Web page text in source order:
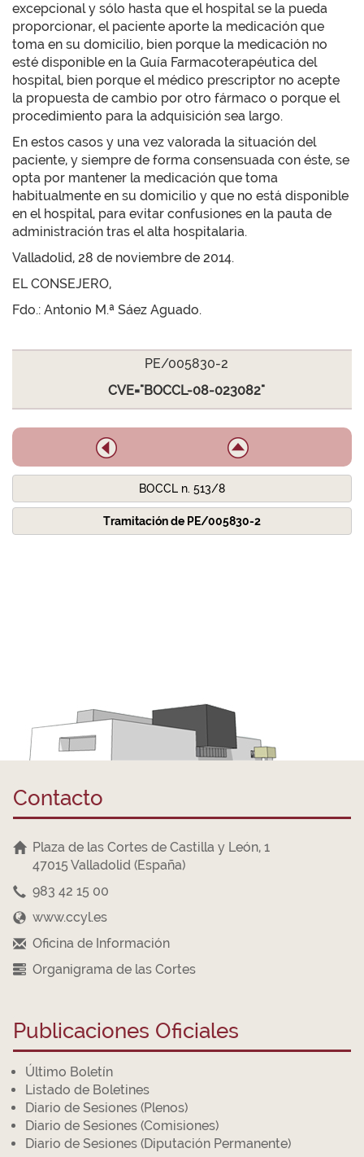
excepcional y sólo hasta que el hospital se la pueda
proporcionar, el paciente aporte la medicación que
toma en su domicilio, bien porque la medicación no
esté disponible en la Guía Farmacoterapéutica del
hospital, bien porque el médico prescriptor no acepte
la propuesta de cambio por otro fármaco o porque el
procedimiento para la adquisición sea largo.
En estos casos y una vez valorada la situación del
paciente, y siempre de forma consensuada con éste, se
opta por mantener la medicación que toma
habitualmente en su domicilio y que no está disponible
en el hospital, para evitar confusiones en la pauta de
administración tras el alta hospitalaria.
Valladolid, 28 de noviembre de 2014.
EL CONSEJERO,
Fdo.: Antonio M.ª Sáez Aguado.
PE/005830-2
CVE="BOCCL-08-023082"
BOCCL n. 513/8
Tramitación de PE/005830-2
Contacto
Plaza de las Cortes de Castilla y León, 1
47015 Valladolid (España)
983 42 15 00
www.ccyl.es
Oficina de Información
Organigrama de las Cortes
Publicaciones Oficiales
Último Boletín
Listado de Boletines
Diario de Sesiones (Plenos)
Diario de Sesiones (Comisiones)
Diario de Sesiones (Diputación Permanente)